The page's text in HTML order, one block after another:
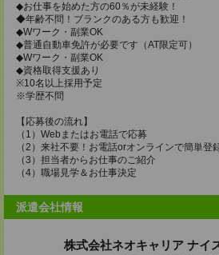
◆お仕事を始めた方の60％が未経験！
◆年齢不問！ブランクのある方も歓迎！
◆Wワーク・副業OK
◆普通自動車免許が必要です（AT限定可）
◆Wワーク・副業OK
◆資格取得支援あり
※10名以上採用予定
※学歴不問
【応募後の流れ】
（1）Webまたはお電話で応募
（2）来社不要！お電話orオンラインで簡単登
（3）担当者からお仕事のご紹介
（4）職場見学＆お仕事決定
派遣会社情報
株式会社ネオキャリア ナイ